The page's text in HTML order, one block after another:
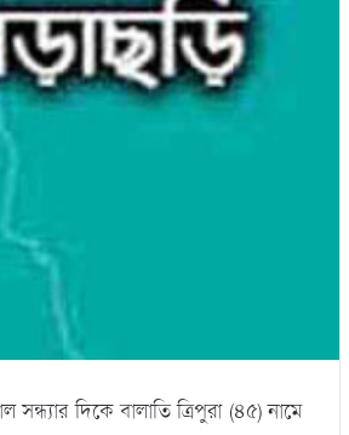
দিকে বালাতি ত্রিপুরা (৪৫) নামে